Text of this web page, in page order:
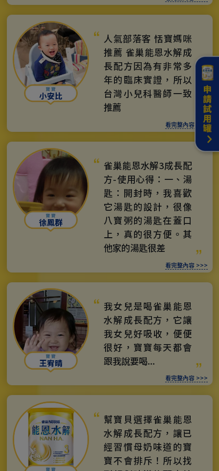
小安比
人氣部落客 恬寶媽咪
推薦 雀巢能恩水解成
長配方因為有非常多
年的臨床實證，所以
台灣小兒科醫師一致
推薦
看完整內容 >>>
徐鳳群
雀巢能恩水解3成長配
方-使用心得：一、湯
匙：開封時，我喜歡
它湯匙的設計，很像
八寶粥的湯匙在蓋口
上，真的很方便。其
他家的湯匙很差
看完整內容 >>>
王宥晴
我女兒是喝雀巢能恩
水解成長配方，它讓
我女兒好吸收，便便
很好，寶寶每天都會
跟我說要喝...
看完整內容 >>>
幫寶貝選擇雀巢能恩
水解成長配方，讓已
經習慣母奶味道的寶
寶不會排斥！所以找